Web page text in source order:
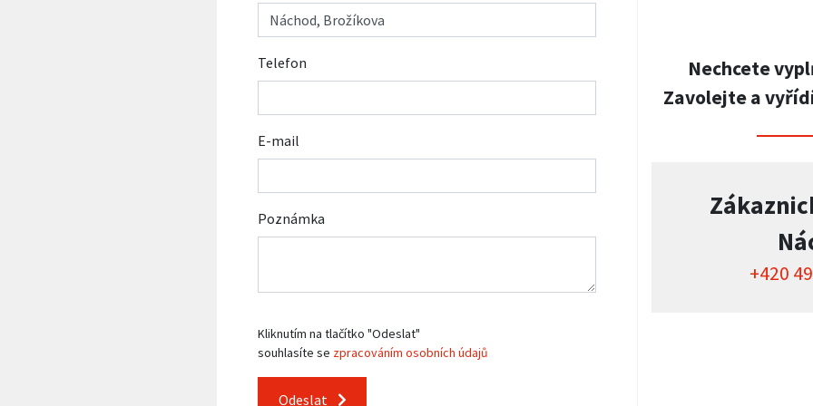
Telefon
E-mail
Poznámka
Kliknutím na tlačítko "Odeslat"
souhlasíte se zpracováním osobních údajů
Odeslat
Nechcete
Zavolejte a
+420